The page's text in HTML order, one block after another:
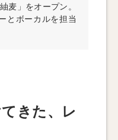
麦」をオープン。
とボーカルを担当
きた、レ